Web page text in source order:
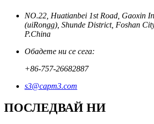
NO.22, Huatianbei 1st Road, Gaoxin
(uiRongg), Shunde District, Foshan
P.China
Обадете ни се сега:
+86-757-26682887
s3@capm3.com
ПОСЛЕДВАЙ НИ